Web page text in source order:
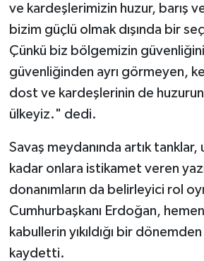
ve kardeşlerimizin huzur, barış
bizim güçlü olmak dışında bir
Çünkü biz bölgemizin
güvenliğinden ayrı görmeyen,
dost ve kardeşlerinin de
ülkeyiz." dedi.
Savaş meydanında artık
kadar onlara istikamet veren
donanımların da belirleyici rol
Cumhurbaşkanı Erdoğan,
kabullerin yıkıldığı bir
kaydetti.